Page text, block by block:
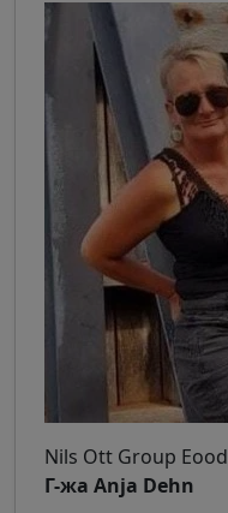
Nils Ott Group Eood
Г-жа Anja Dehn